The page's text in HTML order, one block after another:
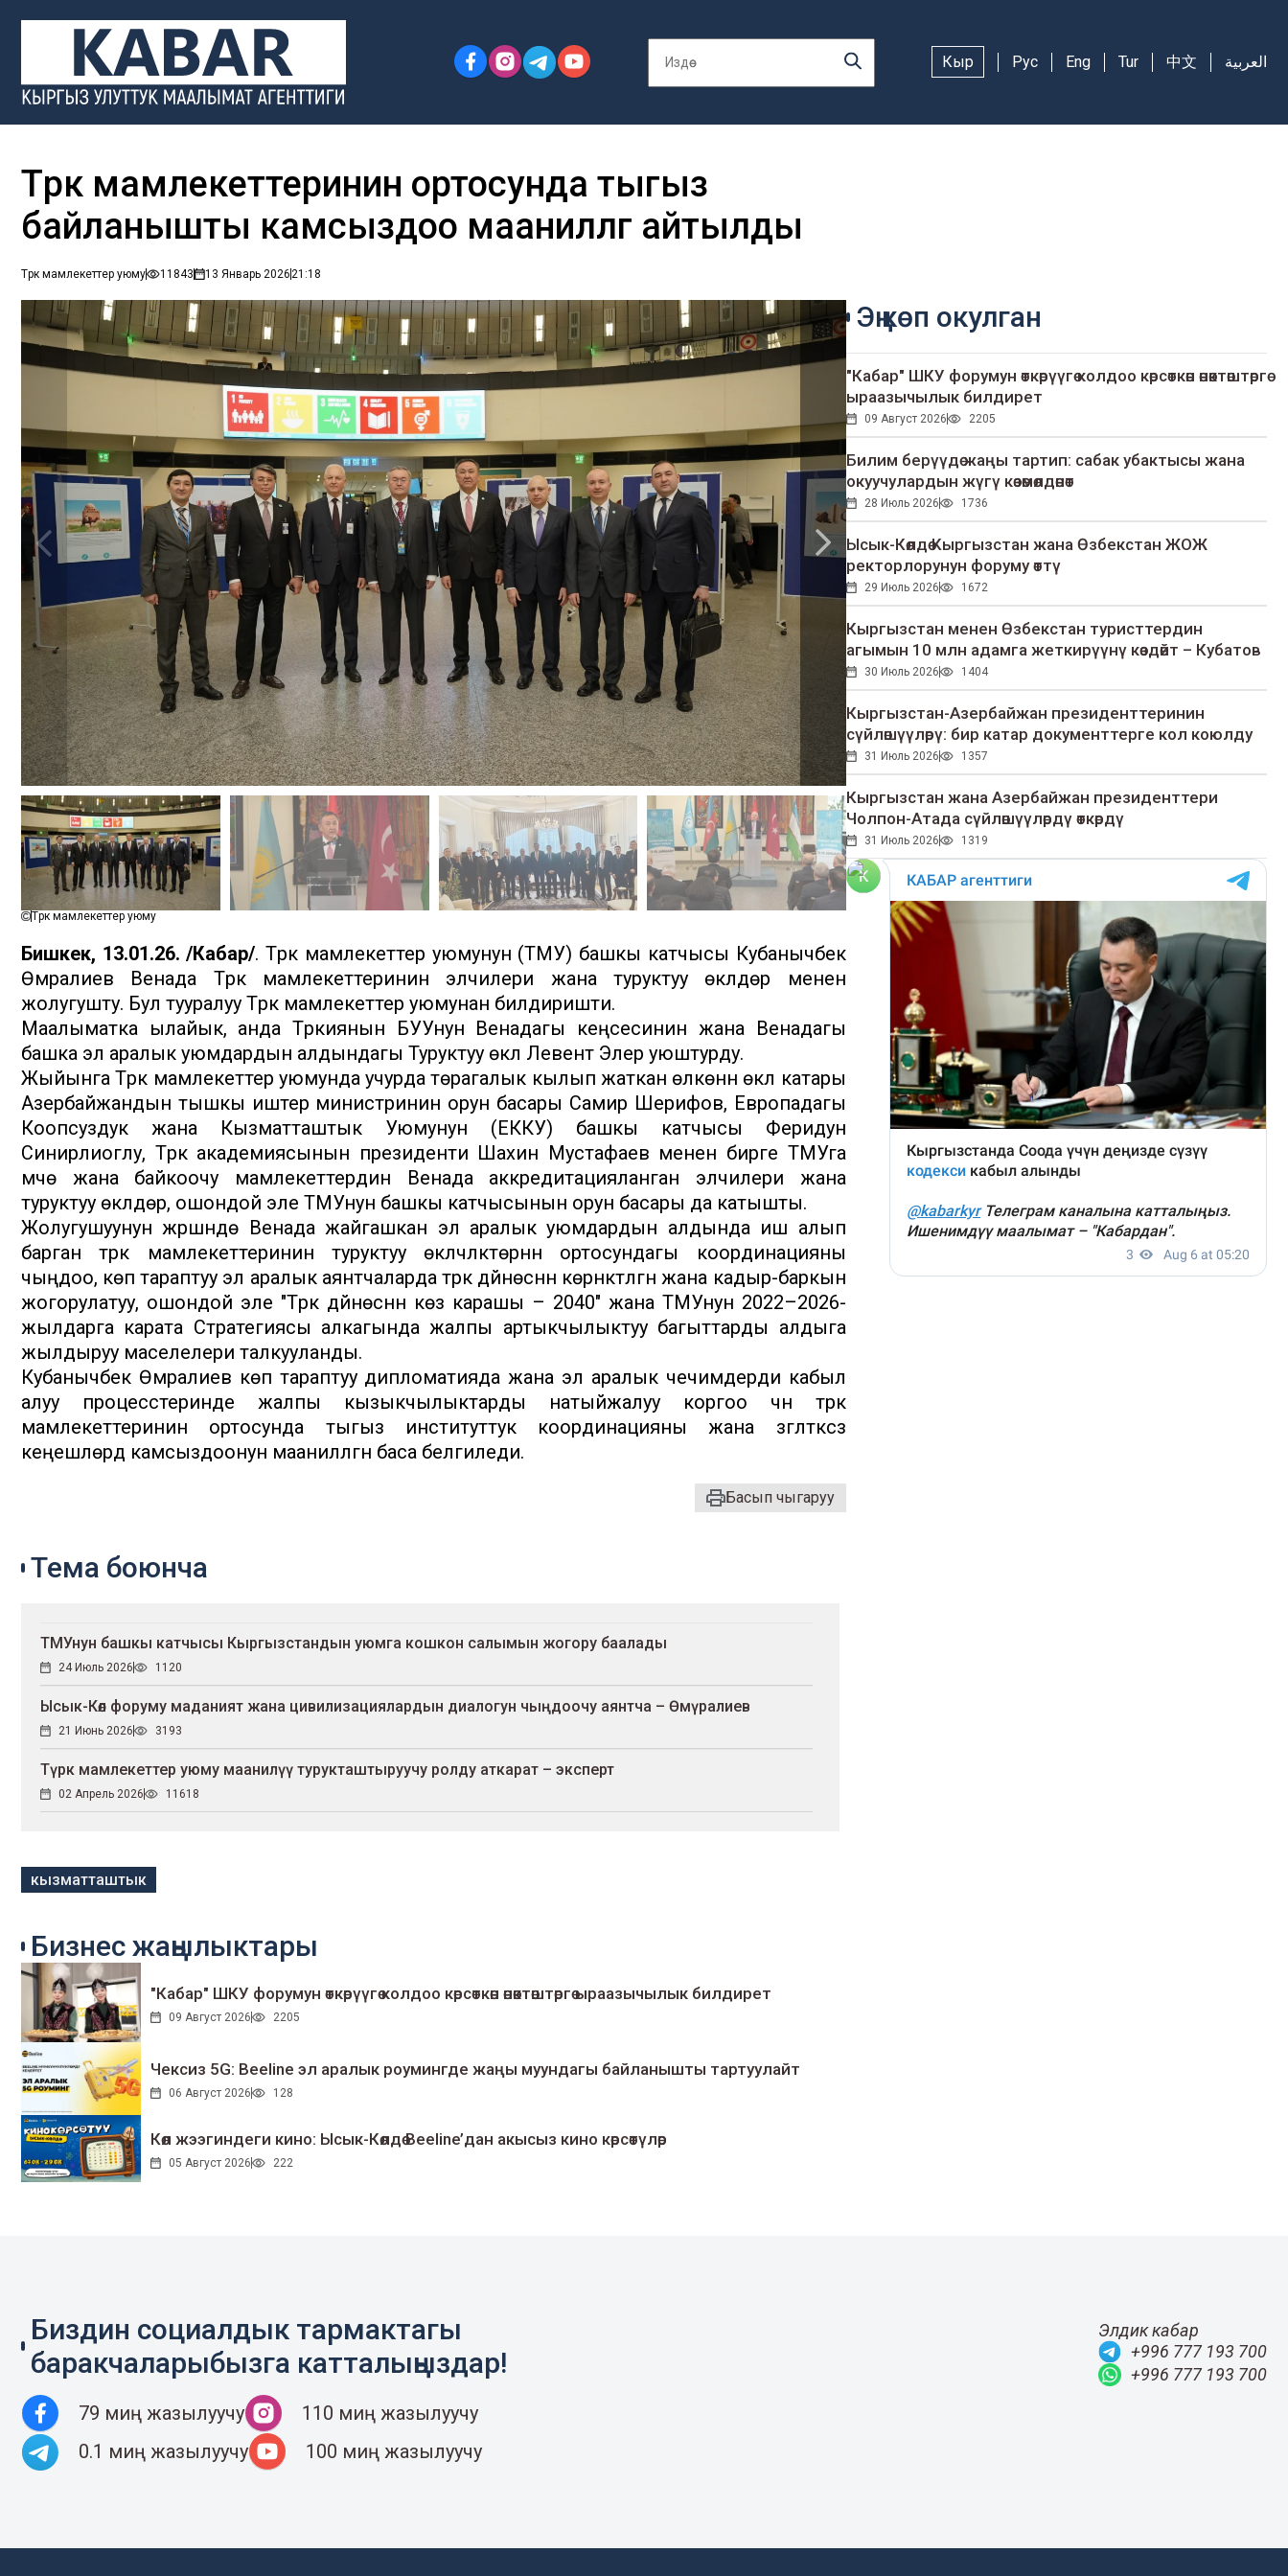
Кыр Рус Eng Tur 中文 العربية
Түрк мамлекеттеринин ортосунда тыгыз
байланышты камсыздоо маанилүүлүгү айтылды
Түрк мамлекеттер уюму 11843 13 Январь 202621:18
Түрк мамлекеттер уюму
Бишкек, 13.01.26. /Кабар/. Түрк мамлекеттер уюмунун (ТМУ) башкы катчысы Кубанычбек
Өмүралиев Венада Түрк мамлекеттеринин элчилери жана туруктуу өкүлдөрү менен
жолугушту. Бул тууралуу Түрк мамлекеттер уюмунан билдиришти.
Маалыматка ылайык, анда Түркиянын БУУнун Венадагы кеңсесинин жана Венадагы
башка эл аралык уюмдардын алдындагы Туруктуу өкүлү Левент Элер уюштурду.
Жыйынга Түрк мамлекеттер уюмунда учурда төрагалык кылып жаткан өлкөнүн өкүлү катары
Азербайжандын тышкы иштер министринин орун басары Самир Шерифов, Европадагы
Коопсуздук жана Кызматташтык Уюмунун (ЕККУ) башкы катчысы Феридун
Синирлиоглу, Түрк академиясынын президенти Шахин Мустафаев менен бирге ТМУга
мүчө жана байкоочу мамлекеттердин Венада аккредитацияланган элчилери жана
туруктуу өкүлдөрү, ошондой эле ТМУнун башкы катчысынын орун басары да катышты.
Жолугушуунун жүрүшүндө Венада жайгашкан эл аралык уюмдардын алдында иш алып
барган түрк мамлекеттеринин туруктуу өкүлчүлүктөрүнүн ортосундагы координацияны
чыңдоо, көп тараптуу эл аралык аянтчаларда түрк дүйнөсүнүн көрүнүктүүлүгүн жана кадыр-баркын
жогорулатуу, ошондой эле "Түрк дүйнөсүнүн көз карашы – 2040" жана ТМУнун 2022–2026-
жылдарга карата Стратегиясы алкагында жалпы артыкчылыктуу багыттарды алдыга
жылдыруу маселелери талкууланды.
Кубанычбек Өмүралиев көп тараптуу дипломатияда жана эл аралык чечимдерди кабыл
алуу процесстеринде жалпы кызыкчылыктарды натыйжалуу коргоо үчүн түрк
мамлекеттеринин ортосунда тыгыз институттук координацияны жана үзгүлтүксүз
кеңешүүлөрдү камсыздоонун маанилүүлүгүн баса белгиледи.
Басып чыгаруу
Эң көп окулган
"Кабар" ШКУ форумун өткөрүүгө колдоо көрсөткөн өнөктөштөргө
ыраазычылык билдирет
09 Август 2026 2205
Билим берүүдө жаңы тартип: сабак убактысы жана
окуучулардын жүгү көзөмөлдөнөт
28 Июль 2026 1736
Ысык-Көлдө Кыргызстан жана Өзбекстан ЖОЖ
ректорлорунун форуму өттү
29 Июль 2026 1672
Кыргызстан менен Өзбекстан туристтердин
агымын 10 млн адамга жеткирүүнү көздөйт – Кубатов
30 Июль 2026 1404
Кыргызстан-Азербайжан президенттеринин
сүйлөшүүлөрү: бир катар документтерге кол коюлду
31 Июль 2026 1357
Кыргызстан жана Азербайжан президенттери
Чолпон-Атада сүйлөшүүлөрдү өткөрдү
31 Июль 2026 1319
Тема боюнча
ТМУнун башкы катчысы Кыргызстандын уюмга кошкон салымын жогору баалады
24 Июль 2026 1120
Ысык-Көл форуму маданият жана цивилизациялардын диалогун чыңдоочу аянтча – Өмүралиев
21 Июнь 2026 3193
Түрк мамлекеттер уюму маанилүү турукташтыруучу ролду аткарат – эксперт
02 Апрель 2026 11618
кызматташтык
Бизнес жаңылыктары
"Кабар" ШКУ форумун өткөрүүгө колдоо көрсөткөн өнөктөштөргө ыраазычылык билдирет
09 Август 2026 2205
Чексиз 5G: Beeline эл аралык роумингде жаңы муундагы байланышты тартуулайт
06 Август 2026 128
Көл жээгиндеги кино: Ысык-Көлдө Beeline’дан акысыз кино көрсөтүлөр
05 Август 2026 222
Биздин социалдык тармактагы
баракчаларыбызга катталыңыздар!
79 миң жазылуучу
110 миң жазылуучу
0.1 миң жазылуучу
100 миң жазылуучу
Элдик кабар
+996 777 193 700
+996 777 193 700